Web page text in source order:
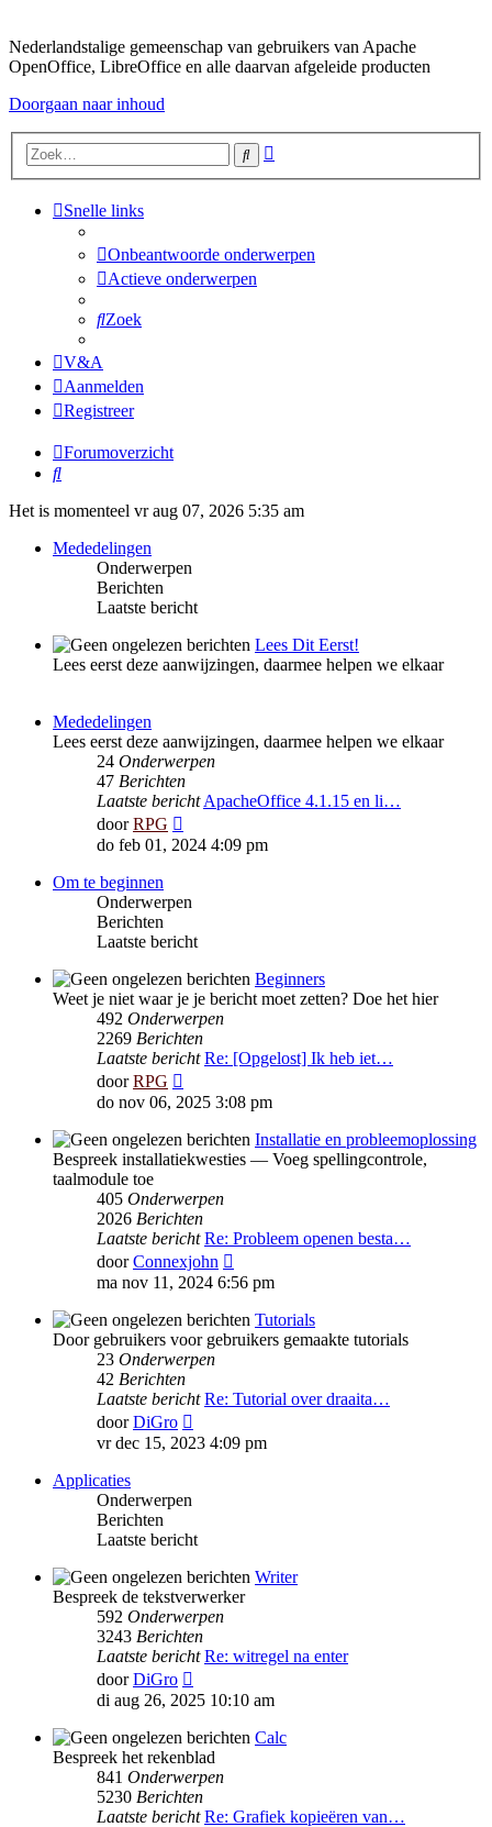
Nederlandstalige gemeenschap van gebruikers van Apache
OpenOffice, LibreOffice en alle daarvan afgeleide producten
Doorgaan naar inhoud
Zoek
Snelle links
Onbeantwoorde onderwerpen
Actieve onderwerpen
Zoek
V&A
Aanmelden
Registreer
Forumoverzicht
Zoek
Het is momenteel vr aug 07, 2026 5:35 am
Mededelingen
Onderwerpen
Berichten
Laatste bericht
Lees Dit Eerst!
Lees eerst deze aanwijzingen, daarmee helpen we elkaar
Mededelingen
Lees eerst deze aanwijzingen, daarmee helpen we elkaar
24 Onderwerpen
47 Berichten
Laatste bericht ApacheOffice 4.1.15 en li…
doorRPG
laatste
do feb 01, 2024 4:09 pm
Om te beginnen
Onderwerpen
Berichten
Laatste bericht
Beginners
Weet je niet waar je je bericht moet zetten? Doe het hier
492 Onderwerpen
2269 Berichten
Laatste bericht Re: [Opgelost] Ik heb iet…
doorRPG
laatste
do nov 06, 2025 3:08 pm
Installatie en probleemoplossing
Bespreek installatiekwesties — Voeg spellingcontrole,
taalmodule toe
405 Onderwerpen
2026 Berichten
Laatste bericht Re: Probleem openen besta…
doorConnexjohn
laatste
bericht
ma nov 11, 2024 6:56 pm
Tutorials
Door gebruikers voor gebruikers gemaakte tutorials
23 Onderwerpen
42 Berichten
Laatste bericht Re: Tutorial over draaita…
doorDiGro
laatste
vr dec 15, 2023 4:09 pm
Applicaties
Onderwerpen
Berichten
Laatste bericht
Writer
Bespreek de tekstverwerker
592 Onderwerpen
3243 Berichten
Laatste bericht Re: witregel na enter
doorDiGro
laatste
di aug 26, 2025 10:10 am
Calc
Bespreek het rekenblad
841 Onderwerpen
5230 Berichten
Laatste bericht Re: Grafiek kopieëren van…